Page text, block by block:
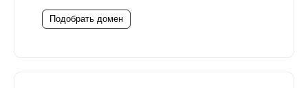
Подобрать домен